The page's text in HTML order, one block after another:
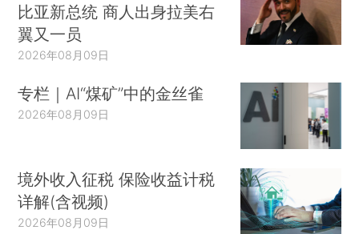
比亚新总统 商人出身拉美右
翼又一员
2026年08月09日
专栏｜AI“煤矿”中的金丝雀
2026年08月09日
境外收入征税 保险收益计税
详解(含视频)
2026年08月09日